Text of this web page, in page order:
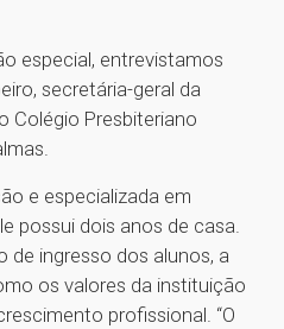
especial, entrevistamos
secretária-geral da
Colégio Presbiteriano
e especializada em
possui dois anos de casa.
de ingresso dos alunos, a
os valores da instituição
profissional. “O